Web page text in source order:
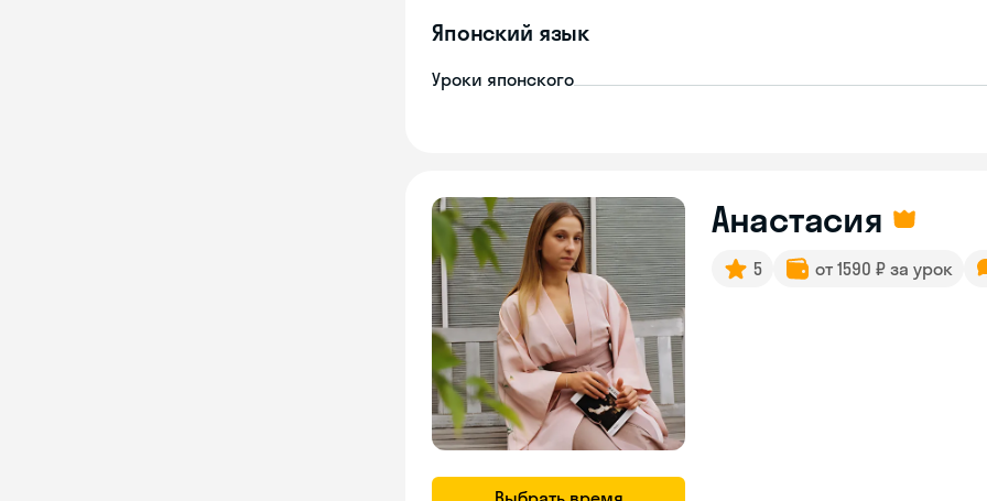
Японский язык
Уроки японского
Анастасия
5 от 1590 ₽ за урок